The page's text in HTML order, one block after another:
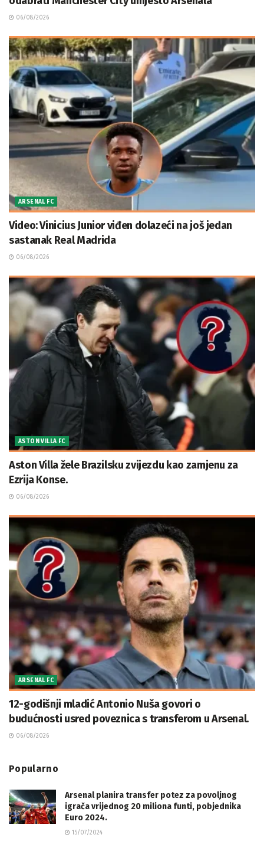
06/08/2026
ARSENAL FC
Video: Vinicius Junior viđen dolazeći na još jedan
sastanak Real Madrida
06/08/2026
ASTON VILLA FC
Aston Villa žele Brazilsku zvijezdu kao zamjenu za
Ezrija Konse.
06/08/2026
ARSENAL FC
12-godišnji mladić Antonio Nuša govori o
budućnosti usred poveznica s transferom u Arsenal.
06/08/2026
Popularno
Arsenal planira transfer potez za povoljnog
igrača vrijednog 20 miliona funti, pobjednika
Euro 2024.
15/07/2024